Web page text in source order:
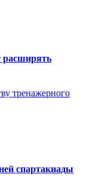
расширять
тренажерного
спартакиады